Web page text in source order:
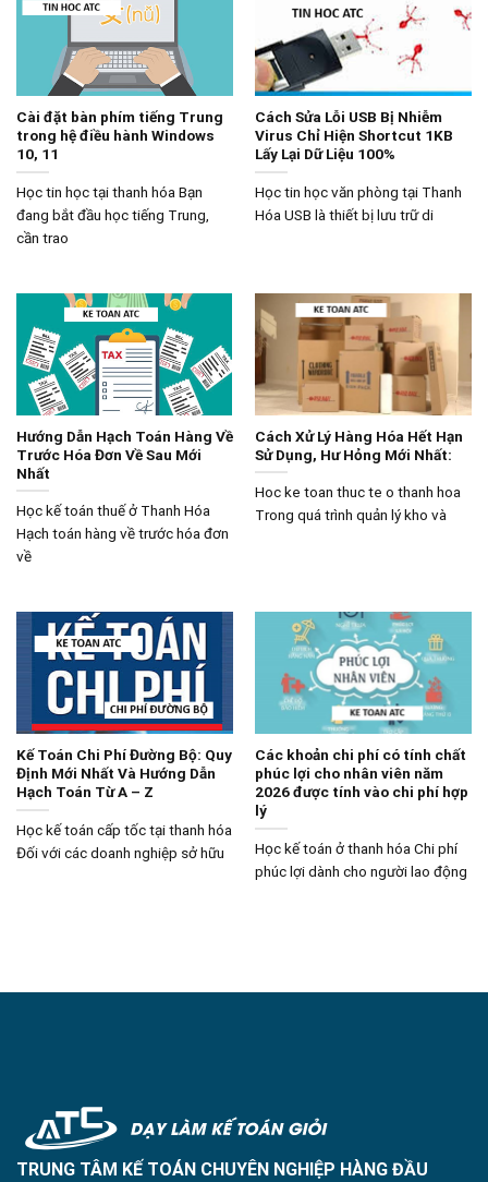
Cài đặt bàn phím tiếng Trung
trong hệ điều hành Windows
10, 11
Học tin học tại thanh hóa Bạn
đang bắt đầu học tiếng Trung,
cần trao
Cách Sửa Lỗi USB Bị Nhiễm
Virus Chỉ Hiện Shortcut 1KB
Lấy Lại Dữ Liệu 100%
Học tin học văn phòng tại Thanh
Hóa USB là thiết bị lưu trữ di
Hướng Dẫn Hạch Toán Hàng Về
Trước Hóa Đơn Về Sau Mới
Nhất
Học kế toán thuế ở Thanh Hóa
Hạch toán hàng về trước hóa đơn
về
Cách Xử Lý Hàng Hóa Hết Hạn
Sử Dụng, Hư Hỏng Mới Nhất:
Hoc ke toan thuc te o thanh hoa
Trong quá trình quản lý kho và
Kế Toán Chi Phí Đường Bộ: Quy
Định Mới Nhất Và Hướng Dẫn
Hạch Toán Từ A – Z
Học kế toán cấp tốc tại thanh hóa
Đối với các doanh nghiệp sở hữu
Các khoản chi phí có tính chất
phúc lợi cho nhân viên năm
2026 được tính vào chi phí hợp
lý
Học kế toán ở thanh hóa Chi phí
phúc lợi dành cho người lao động
TRUNG TÂM KẾ TOÁN CHUYÊN NGHIỆP HÀNG ĐẦU